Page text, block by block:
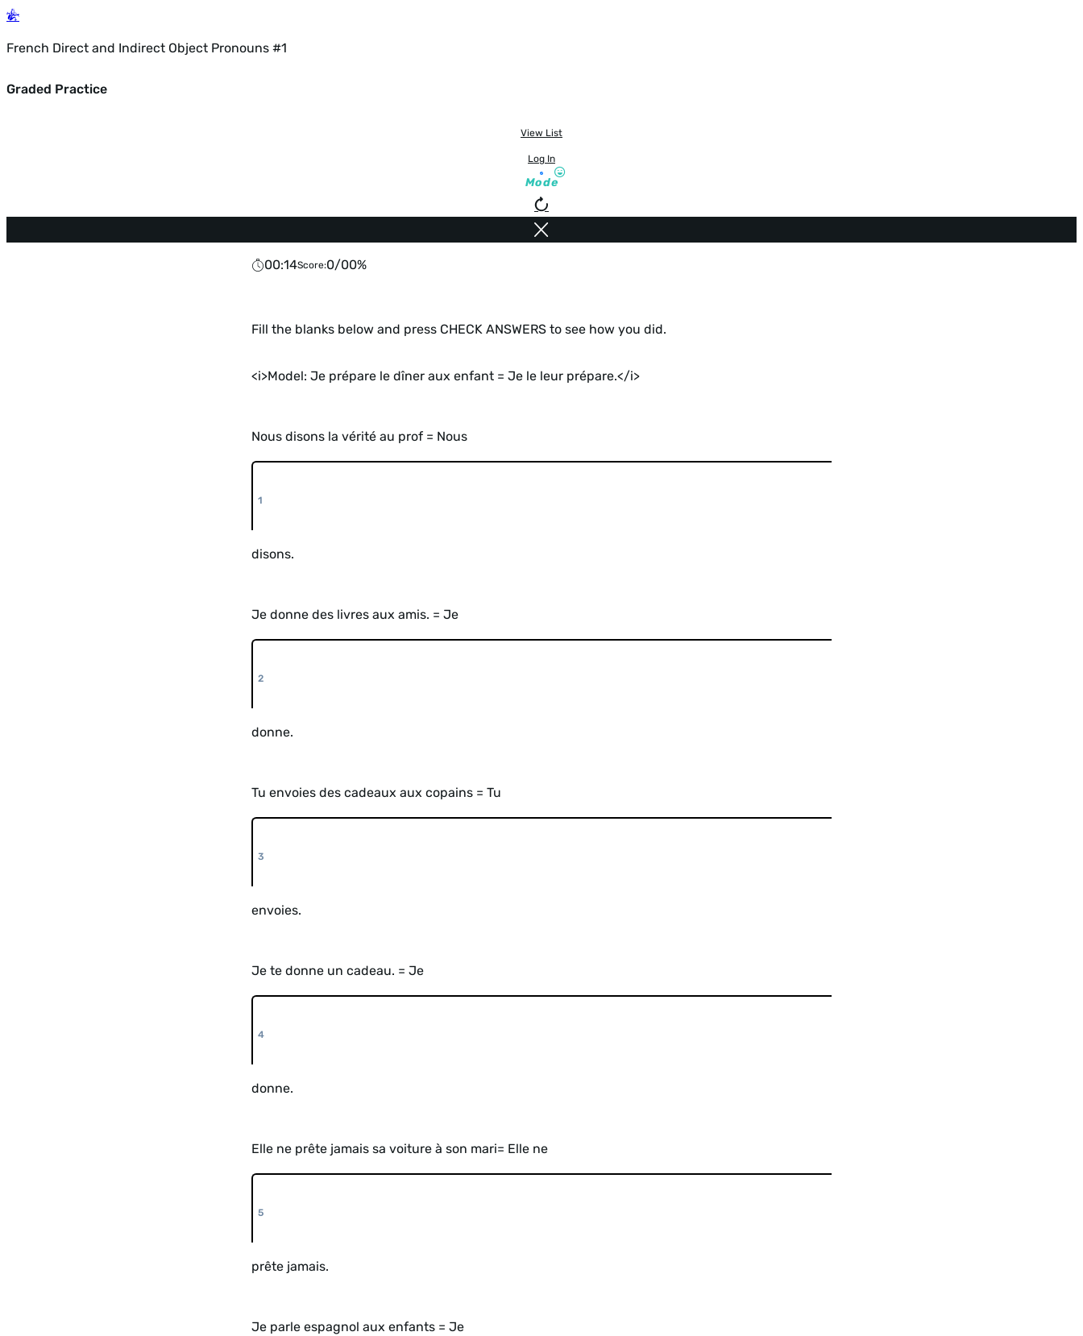
French Direct and Indirect Object Pronouns #1
Graded Practice
View List
Log In
Mode
00:14Score:
Fill the blanks below and press CHECK ANSWERS to see how you did.
<i>Model: Je prépare le dîner aux enfant = Je le leur prépare.</i>
Nous disons la vérité au prof = Nous
disons.
Je donne des livres aux amis. = Je
donne.
Tu envoies des cadeaux aux copains = Tu
envoies.
Je te donne un cadeau. = Je
donne.
Elle ne prête jamais sa voiture à son mari= Elle ne
prête jamais.
Je parle espagnol aux enfants = Je